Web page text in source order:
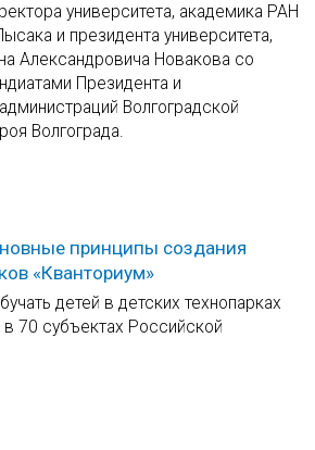
университета, академика РАН
и президента университета,
Александровича Новакова со
Президента и
Волгоградской
Волгограда.
принципы создания
«Кванториум»
детей в детских технопарках
в 70 субъектах Российской